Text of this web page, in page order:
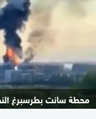
محطة سانت بطرسبرغ